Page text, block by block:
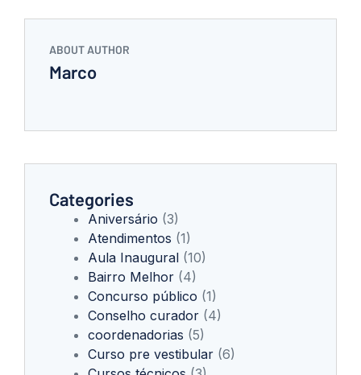
ABOUT AUTHOR
Marco
Categories
Aniversário (3)
Atendimentos (1)
Aula Inaugural (10)
Bairro Melhor (4)
Concurso público (1)
Conselho curador (4)
coordenadorias (5)
Curso pre vestibular (6)